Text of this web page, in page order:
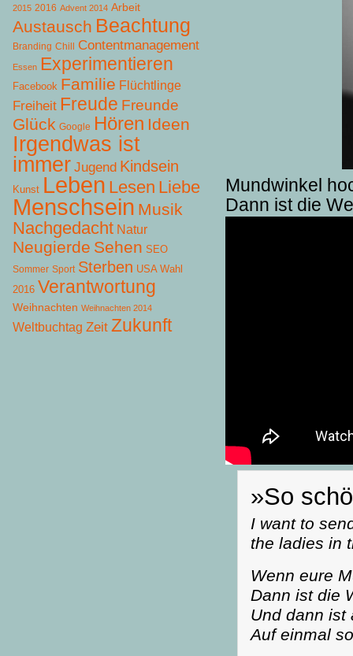
Mundwinkel
Dann ist die
»So
I want to
the ladies in
Wenn eure
Dann ist die
Und dann ist
Auf einmal
2015 2016 Advent 2014 Arbeit
Austausch Beachtung
Branding Chill Contentmanagement
Essen Experimentieren
Facebook Familie Flüchtlinge
Freiheit Freude Freunde
Glück Google Hören Ideen
Irgendwas ist
immer Jugend Kindsein
Kunst Leben Lesen Liebe
Menschsein Musik
Nachgedacht Natur
Neugierde Sehen SEO
Sommer Sport Sterben USA Wahl
2016 Verantwortung
Weihnachten Weihnachten 2014
Weltbuchtag Zeit Zukunft